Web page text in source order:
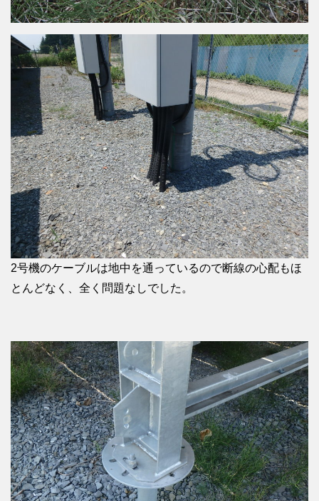
2号機のケーブルは地中を通っているので断線の心配もほ
とんどなく、全く問題なしでした。